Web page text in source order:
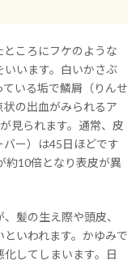
ころにフケのような
います。白いかさぶ
いる垢で鱗屑（りんせ
の出血がみられるア
見られます。通常、皮
ー）は45日ほどです
約10倍となり表皮が異
髪の生え際や頭皮、
いわれます。かゆみで
してしまいます。日